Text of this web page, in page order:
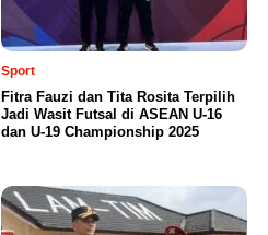
Sport
Fitra Fauzi dan Tita Rosita Terpilih
Jadi Wasit Futsal di ASEAN U-16
dan U-19 Championship 2025